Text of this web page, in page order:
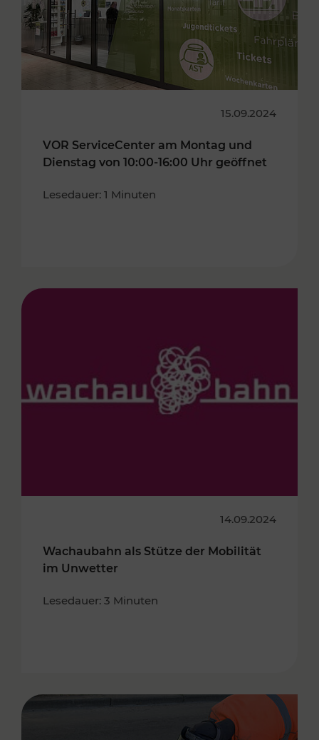
15.09.2024
VOR ServiceCenter am Montag und
Dienstag von 10:00-16:00 Uhr geöffnet
Lesedauer: 1 Minuten
14.09.2024
Wachaubahn als Stütze der Mobilität
im Unwetter
Lesedauer: 3 Minuten